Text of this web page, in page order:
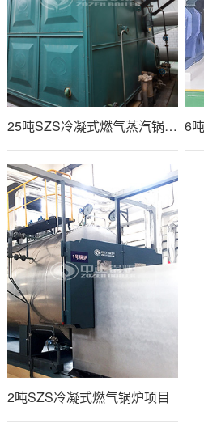
25吨SZS冷凝式燃气蒸汽锅炉项目
2吨SZS冷凝式燃气锅炉项目